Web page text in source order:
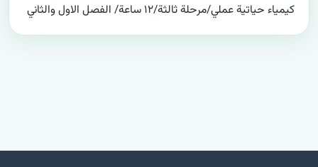
كيمياء حياتية عملي/مرحلة ثالثة/١٢ ساعة/ الفصل الاول والثاني